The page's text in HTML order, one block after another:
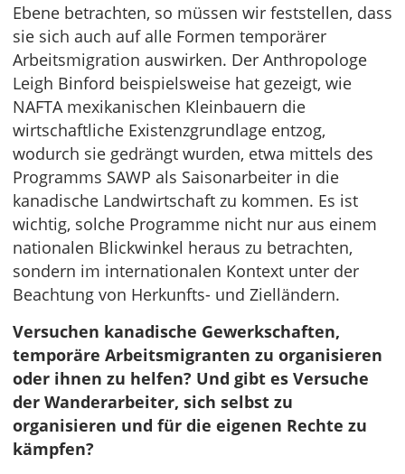
Ebene betrachten, so müssen wir feststellen, dass
sie sich auch auf alle Formen temporärer
Arbeitsmigration auswirken. Der Anthropologe
Leigh Binford beispielsweise hat gezeigt, wie
NAFTA mexikanischen Kleinbauern die
wirtschaftliche Existenzgrundlage entzog,
wodurch sie gedrängt wurden, etwa mittels des
Programms SAWP als Saisonarbeiter in die
kanadische Landwirtschaft zu kommen. Es ist
wichtig, solche Programme nicht nur aus einem
nationalen Blickwinkel heraus zu betrachten,
sondern im internationalen Kontext unter der
Beachtung von Herkunfts- und Zielländern.
Versuchen kanadische Gewerkschaften,
temporäre Arbeitsmigranten zu organisieren
oder ihnen zu helfen? Und gibt es Versuche
der Wanderarbeiter, sich selbst zu
organisieren und für die eigenen Rechte zu
kämpfen?